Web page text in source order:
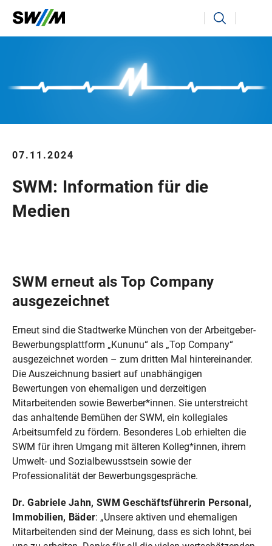
Ihr Suchbegriff Suchen
07.11.2024
SWM: Information für die
Medien
SWM erneut als Top Company
ausgezeichnet
Erneut sind die Stadtwerke München von der Arbeitgeber-
Bewerbungsplattform „Kununu“ als „Top Company“
ausgezeichnet worden – zum dritten Mal hintereinander.
Die Auszeichnung basiert auf unabhängigen
Bewertungen von ehemaligen und derzeitigen
Mitarbeitenden sowie Bewerber*innen. Sie unterstreicht
das anhaltende Bemühen der SWM, ein kollegiales
Arbeitsumfeld zu fördern. Besonderes Lob erhielten die
SWM für ihren Umgang mit älteren Kolleg*innen, ihrem
Umwelt- und Sozialbewusstsein sowie der
Professionalität der Bewerbungsgespräche.
Dr. Gabriele Jahn, SWM Geschäftsführerin Personal,
Immobilien, Bäder: „Unsere aktiven und ehemaligen
Mitarbeitenden sind der Meinung, dass es sich lohnt, bei